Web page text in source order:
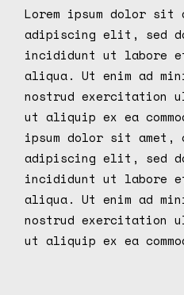
Lorem ipsum dolor sit
adipiscing elit, sed do
incididunt ut labore et
aliqua. Ut enim ad
nostrud exercitation
ut aliquip ex ea
ipsum dolor sit amet,
adipiscing elit, sed do
incididunt ut labore et
aliqua. Ut enim ad
nostrud exercitation
ut aliquip ex ea